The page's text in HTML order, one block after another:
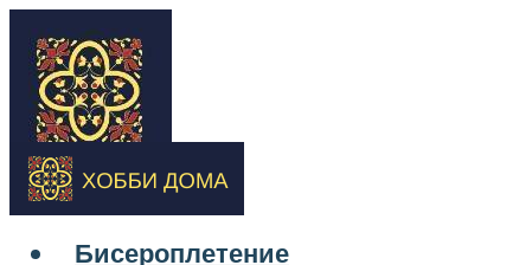
Бисероплетение